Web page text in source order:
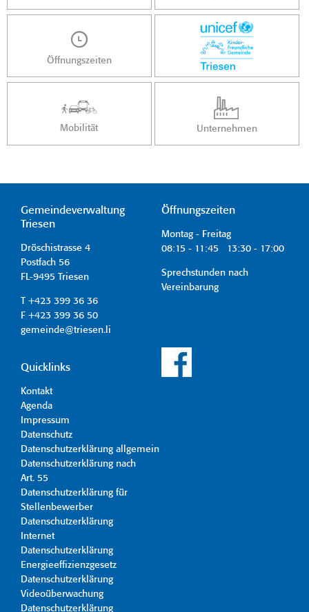
Öffnungszeiten
Mobilität Unternehmen
Gemeindeverwaltung
Triesen
Dröschistrasse 4
Postfach 56
FL-9495 Triesen
T +423 399 36 36
F +423 399 36 50
gemeinde@triesen.li
Öffnungszeiten
Montag - Freitag
08:15 - 11:45 13:30 - 17:00
Sprechstunden nach
Vereinbarung
Quicklinks
Kontakt
Agenda
Impressum
Datenschutz
Datenschutzerklärung allgemein
Datenschutzerklärung nach
Art. 55
Datenschutzerklärung für
Stellenbewerber
Datenschutzerklärung
Internet
Datenschutzerklärung
Energieeffizienzgesetz
Datenschutzerklärung
Videoüberwachung
Datenschutzerklärung